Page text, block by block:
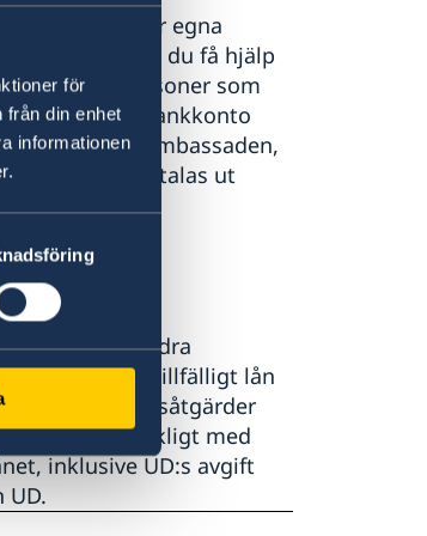
för
från din enhet
informationen
men inte har egna
vänner, kan du få hjälp
till personer som
till UD:s bankkonto
därefter av ambassaden,
kan också betalas ut
när alla andra
med ett tillfälligt lån
försiktighetsåtgärder
tillräckligt med
inklusive UD:s avgift
UD.